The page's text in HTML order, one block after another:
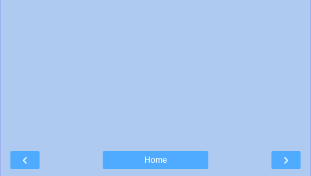
‹ ›
Home